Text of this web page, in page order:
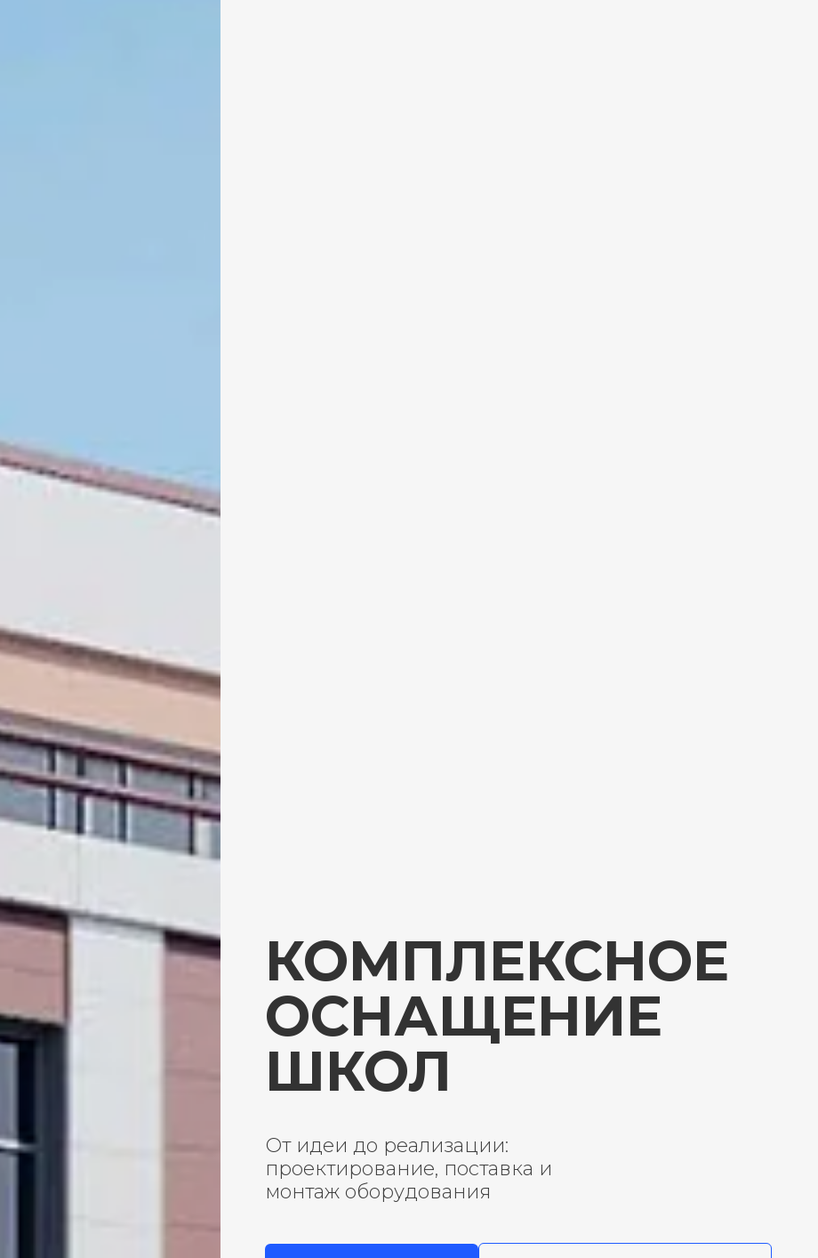
КОМПЛЕКСНОЕ
ОСНАЩЕНИЕ
ШКОЛ
От идеи до реализации:
проектирование, поставка и
монтаж оборудования